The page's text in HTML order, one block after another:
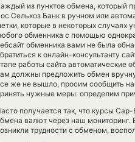
из пунктов обмена, который
Сельхоз Банк в ручном или
которые в некоторых случаях
обменника с помощью
обменника вами не была
к онлайн-консультанту
работы сайта автоматические
должны предложить обмен
же не вышло, просим сообщить
нужные меры: определим
получается так, что курсы Cap-
валют через наш мониторинг.
трудности с обменом,